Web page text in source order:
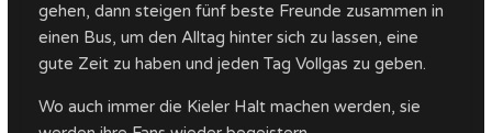
gehen, dann steigen fünf beste Freunde zusammen in
einen Bus, um den Alltag hinter sich zu lassen, eine
gute Zeit zu haben und jeden Tag Vollgas zu geben.
Wo auch immer die Kieler Halt machen werden, sie